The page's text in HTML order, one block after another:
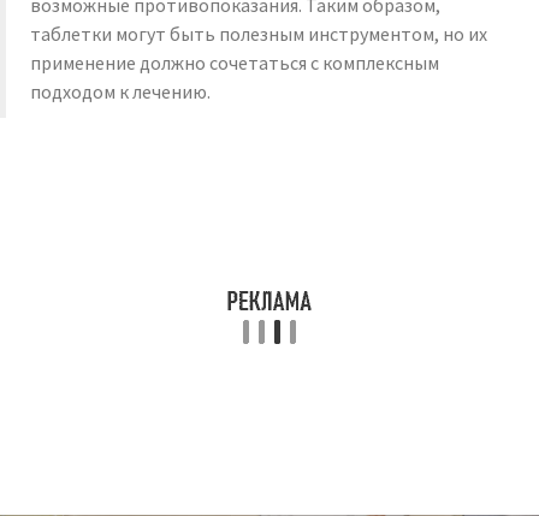
возможные противопоказания. Таким образом,
таблетки могут быть полезным инструментом, но их
применение должно сочетаться с комплексным
подходом к лечению.